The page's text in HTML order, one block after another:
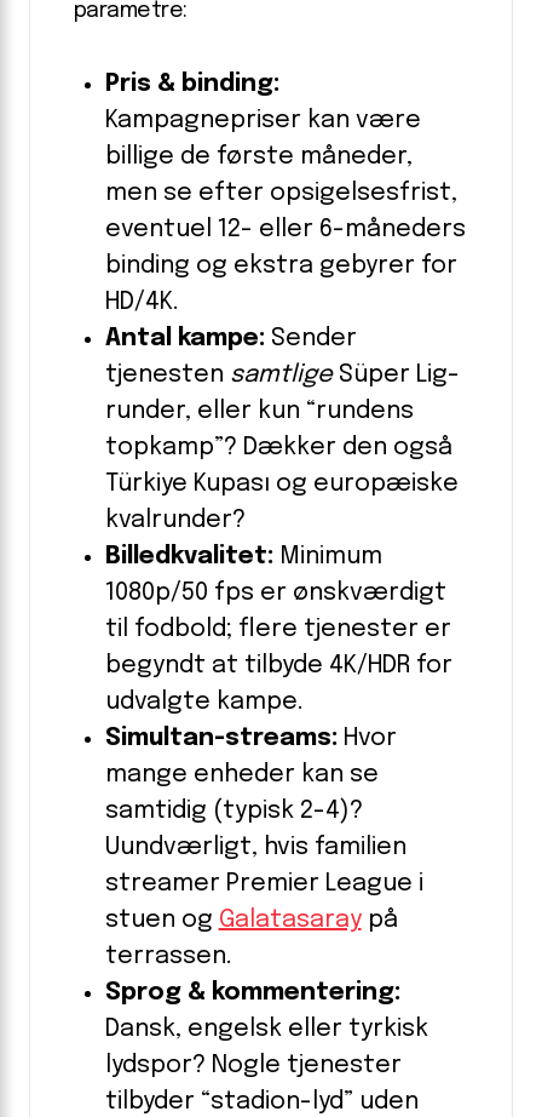
parametre:
Pris & binding:
Kampagnepriser kan være
billige de første måneder,
men se efter opsigelsesfrist,
eventuel 12- eller 6-måneders
binding og ekstra gebyrer for
HD/4K.
Antal kampe: Sender
tjenesten samtligeSüper Lig-
runder, eller kun “rundens
topkamp”? Dækker den også
Türkiye Kupası og europæiske
kvalrunder?
Billedkvalitet: Minimum
1080p/50 fps er ønskværdigt
til fodbold; flere tjenester er
begyndt at tilbyde 4K/HDR for
udvalgte kampe.
Simultan-streams: Hvor
mange enheder kan se
samtidig (typisk 2-4)?
Uundværligt, hvis familien
streamer Premier League i
stuen og Galatasaraypå
terrassen.
Sprog & kommentering:
Dansk, engelsk eller tyrkisk
lydspor? Nogle tjenester
tilbyder “stadion-lyd” uden